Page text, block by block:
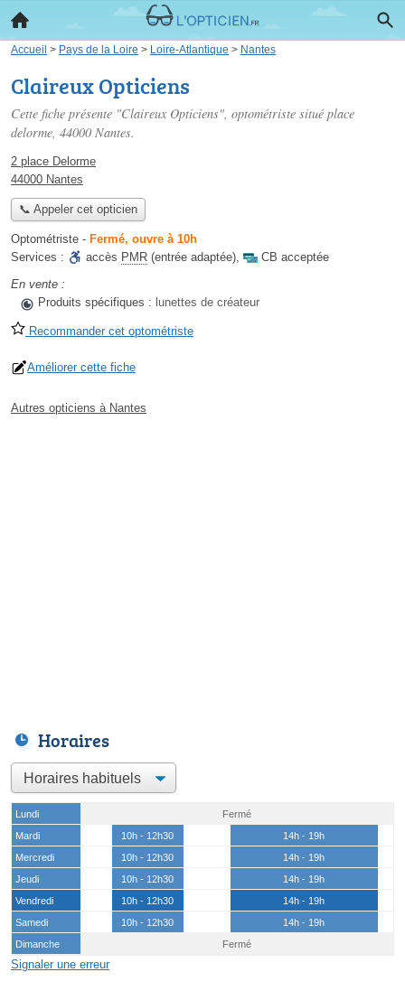
Accueil > Pays de la Loire > Loire-Atlantique > Nantes
Claireux Opticiens
Cette fiche présente "Claireux Opticiens", optométriste situé place
delorme, 44000 Nantes.
2 place Delorme
44000 Nantes
📞 Appeler cet opticien
Optométriste - Fermé, ouvre à 10h
Services :
accès PMR (entrée adaptée),
CB acceptée
En vente :
Produits spécifiques : lunettes de créateur
Recommander cet optométriste
Améliorer cette fiche
Autres opticiens à Nantes
Horaires
Lundi
Fermé
Mardi
10h - 12h30
14h - 19h
Mercredi
10h - 12h30
14h - 19h
Jeudi
10h - 12h30
14h - 19h
Vendredi
10h - 12h30
14h - 19h
Samedi
10h - 12h30
14h - 19h
Dimanche
Fermé
Signaler une erreur